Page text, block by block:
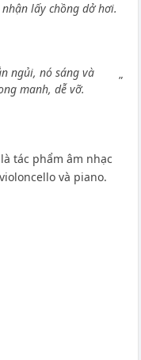
lấy chồng dở hơi.
ngủi, nó sáng và
manh, dễ vỡ.
”
tác phẩm âm nhạc
và piano.